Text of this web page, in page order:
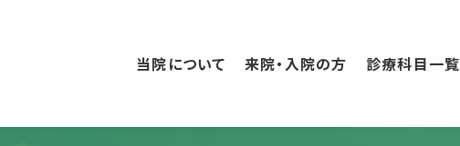
ペ
ー
当院について 来院・入院の方 診療科目一覧